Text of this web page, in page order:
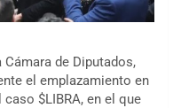
de Diputados,
el emplazamiento en
$LIBRA, en el que